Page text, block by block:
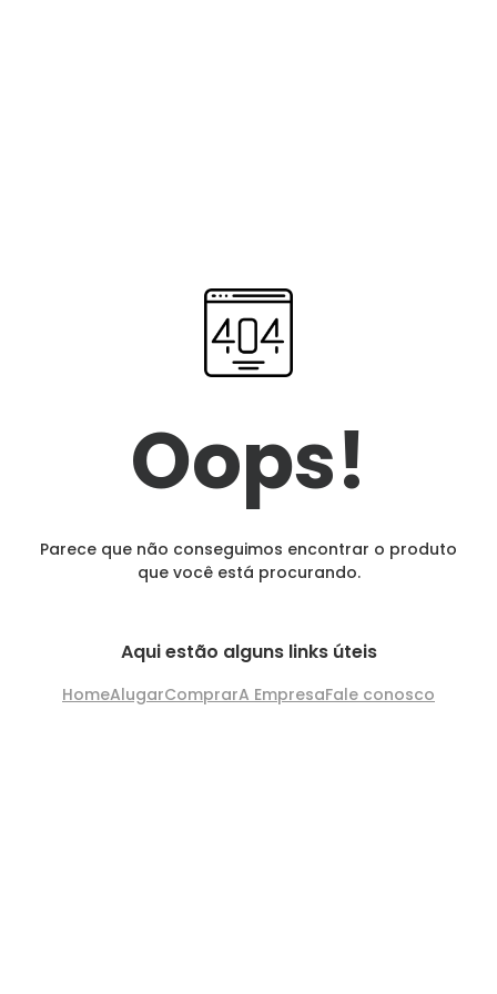
Oops!
Parece que não conseguimos encontrar o produto
que você está procurando.
Aqui estão alguns links úteis
HomeAlugarComprarA EmpresaFale conosco